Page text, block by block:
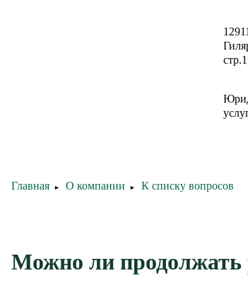
Главная ► О компании ► К списку вопросов
Можно ли продолжать